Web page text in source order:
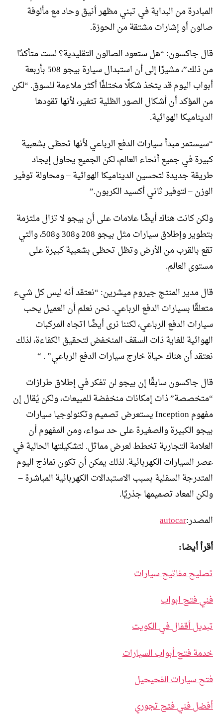
المبادرة من البداية في تبني مظهر أنيق وحاد مع مألوفة
صالون أو إشارات مشتقة من الحوزة.
قال جاكسون: “هل ستعود الصالون التقليدية؟ لست متأكدًا
من ذلك”، مشيرًا إلى أن استبدال سيارة بيجو 508 بأربعة
أبواب اليوم قد يتخذ شكلًا مختلفًا أكثر ملاءمة للسوق. “لكن
من المؤكد أن أشكال الصور الظلية تتغير، لأنها تقودها
الديناميكا الهوائية.
“سيستمر مبدأ سيارات الدفع الرباعي لأنها تحظى بشعبية
كبيرة في جميع أنحاء العالم، لكن الجميع يحاول إيجاد
طريقة جديدة لتحسين الديناميكا الهوائية – ومحاولة توفير
الوزن – لتوفير ثاني أكسيد الكربون.”
ولكن كانت هناك أيضًا علامات على أن بيجو لا تزال ملتزمة
بتطوير وإطلاق سيارات مثل بيجو 208 و308 و508، والتي
تقع بالقرب من الأرض وتظل تحظى بشعبية كبيرة على
مستوى العالم.
قال مدير المنتج جيروم ميشرين: “نعتقد أنه ليس كل شيء
متعلقًا بسيارات الدفع الرباعي. نحن نعلم أن العميل يحب
سيارات الدفع الرباعي، لكننا نرى أيضًا اتجاه المركبات
الهوائية للغاية ذات السقف المنخفض لتحقيق الكفاءة، لذلك
نعتقد أن هناك حياة خارج سيارات الدفع الرباعي” . “
قال جاكسون سابقًا إن بيجو لن تفكر في إطلاق طرازات
“متخصصة” ذات إمكانات منخفضة للمبيعات، ولكن يُقال إن
مفهوم Inception يستعرض تصميم وتكنولوجيا سيارات
بيجو الكبيرة والصغيرة على حد سواء، ومن المفهوم أن
العلامة التجارية تخطط لعرض مماثل. لتشكيلتها الحالية في
عصر السيارات الكهربائية. لذلك يمكن أن تكون نماذج اليوم
المتدرجة السفلية بسبب الاستبدالات الكهربائية المباشرة –
ولكن المعاد تصميمها جذريًا.
المصدر:autocar
أقرأ أيضا:
تصليح مفاتيح سيارات
فني فتح ابواب
تبديل أقفال في الكويت
خدمة فتح أبواب السيارات
فتح سيارات الفحيحيل
أفضل فني فتح تجوري